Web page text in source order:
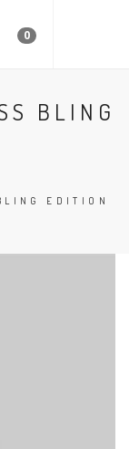
0
BLING
EDITION